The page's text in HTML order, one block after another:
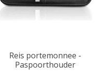
Reis portemonnee -
Paspoorthouder